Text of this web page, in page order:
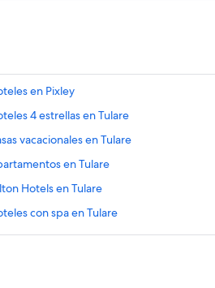
en Pixley
4 estrellas en Tulare
vacacionales en Tulare
en Tulare
Hotels en Tulare
con spa en Tulare
románticos en Tulare